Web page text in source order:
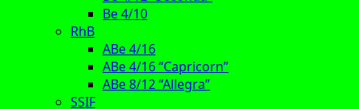
Be 4/10
RhB
ABe 4/16
ABe 4/16 “Capricorn”
ABe 8/12 “Allegra”
SSIF